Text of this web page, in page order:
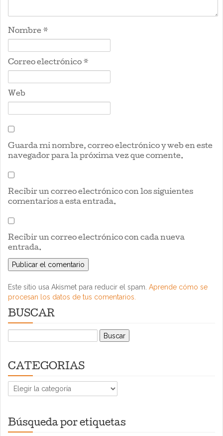
Nombre *
Correo electrónico *
Web
Guarda mi nombre, correo electrónico y web en este
navegador para la próxima vez que comente.
Recibir un correo electrónico con los siguientes
comentarios a esta entrada.
Recibir un correo electrónico con cada nueva
entrada.
Este sitio usa Akismet para reducir el spam. Aprende cómo se
procesan los datos de tus comentarios.
BUSCAR
CATEGORIAS
CATEGORIAS
Búsqueda por etiquetas